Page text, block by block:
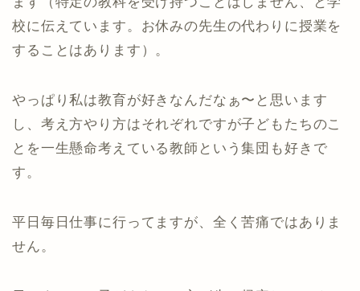
校に伝えています。お休みの先生の代わりに授業を
することはあります）。
やっぱり私は教育が好きなんだなぁ〜と思います
し、考え方やり方はそれぞれですが子どもたちのこ
とを一生懸命考えている教師という集団も好きで
す。
平日毎日仕事に行ってますが、全く苦痛ではありま
せん。